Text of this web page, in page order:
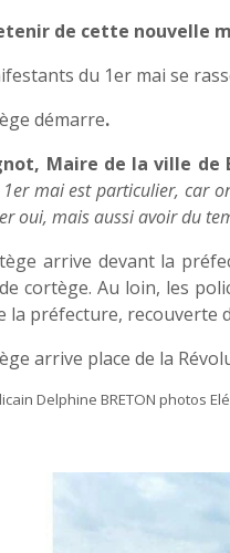
de cette nouvelle
du 1er mai se
démarre.
Maire de la ville de
mai est particulier, car
oui, mais aussi avoir du
arrive devant la
cortège. Au loin, les
la préfecture,
arrive place de la
Delphine BRETON photos